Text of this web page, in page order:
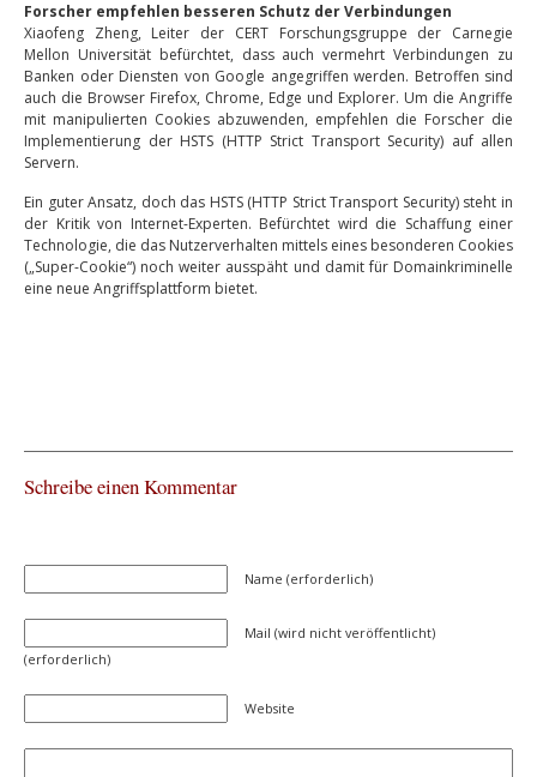
Forscher empfehlen besseren Schutz der Verbindungen
Xiaofeng Zheng, Leiter der CERT Forschungsgruppe der Carnegie
Mellon Universität befürchtet, dass auch vermehrt Verbindungen zu
Banken oder Diensten von Google angegriffen werden. Betroffen sind
auch die Browser Firefox, Chrome, Edge und Explorer. Um die Angriffe
mit manipulierten Cookies abzuwenden, empfehlen die Forscher die
Implementierung der HSTS (HTTP Strict Transport Security) auf allen
Servern.
Ein guter Ansatz, doch das HSTS (HTTP Strict Transport Security) steht in
der Kritik von Internet-Experten. Befürchtet wird die Schaffung einer
Technologie, die das Nutzerverhalten mittels eines besonderen Cookies
(„Super-Cookie“) noch weiter ausspäht und damit für Domainkriminelle
eine neue Angriffsplattform bietet.
Schreibe einen Kommentar
Name (erforderlich)
Mail (wird nicht veröffentlicht)
(erforderlich)
Website